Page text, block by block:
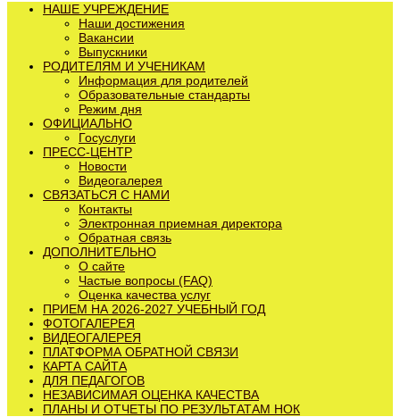
НАШЕ УЧРЕЖДЕНИЕ
Наши достижения
Вакансии
Выпускники
РОДИТЕЛЯМ И УЧЕНИКАМ
Информация для родителей
Образовательные стандарты
Режим дня
ОФИЦИАЛЬНО
Госуслуги
ПРЕСС-ЦЕНТР
Новости
Видеогалерея
СВЯЗАТЬСЯ С НАМИ
Контакты
Электронная приемная директора
Обратная связь
ДОПОЛНИТЕЛЬНО
О сайте
Частые вопросы (FAQ)
Оценка качества услуг
ПРИЕМ НА 2026-2027 УЧЕБНЫЙ ГОД
ФОТОГАЛЕРЕЯ
ВИДЕОГАЛЕРЕЯ
ПЛАТФОРМА ОБРАТНОЙ СВЯЗИ
КАРТА САЙТА
ДЛЯ ПЕДАГОГОВ
НЕЗАВИСИМАЯ ОЦЕНКА КАЧЕСТВА
ПЛАНЫ И ОТЧЕТЫ ПО РЕЗУЛЬТАТАМ НОК